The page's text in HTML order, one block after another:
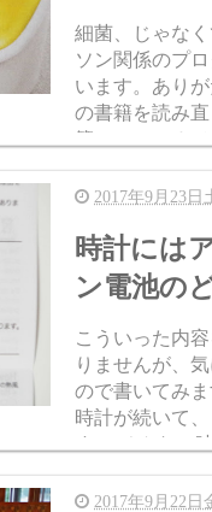
細菌、じゃな
ソン関係のプ
います。ありがたいこ
の書籍を読み直
籍NELSONカメラ直撮り この
チェア(Cylinder
2017年9月23日
時計には
ン電池の
こういった内
りませんが、
ので書いてみます。 最近特に渡辺力
時計が続いて
す。 そんな、時計に使う電池は「マンガン電池
を使うべきか
な...2017年9月22日